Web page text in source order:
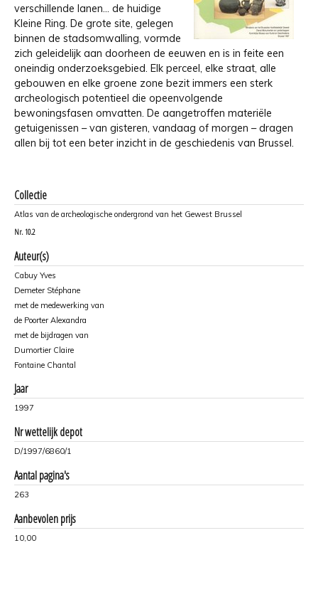
verschillende lanen… de huidige
Kleine Ring. De grote site, gelegen
binnen de stadsomwalling, vormde
zich geleidelijk aan doorheen de eeuwen en is in feite een
oneindig onderzoeksgebied. Elk perceel, elke straat, alle
gebouwen en elke groene zone bezit immers een sterk
archeologisch potentieel die opeenvolgende
bewoningsfasen omvatten. De aangetroffen materiële
getuigenissen – van gisteren, vandaag of morgen – dragen
allen bij tot een beter inzicht in de geschiedenis van Brussel.
Collectie
Atlas van de archeologische ondergrond van het Gewest Brussel
Nr. 10.2
Auteur(s)
Cabuy Yves
Demeter Stéphane
met de medewerking van
de Poorter Alexandra
met de bijdragen van
Dumortier Claire
Fontaine Chantal
Jaar
1997
Nr wettelijk depot
D/1997/6860/1
Aantal pagina's
263
Aanbevolen prijs
10,00